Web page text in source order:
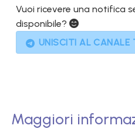
Vuoi ricevere una notifica
disponibile?
UNISCITI AL CANALE
Maggiori